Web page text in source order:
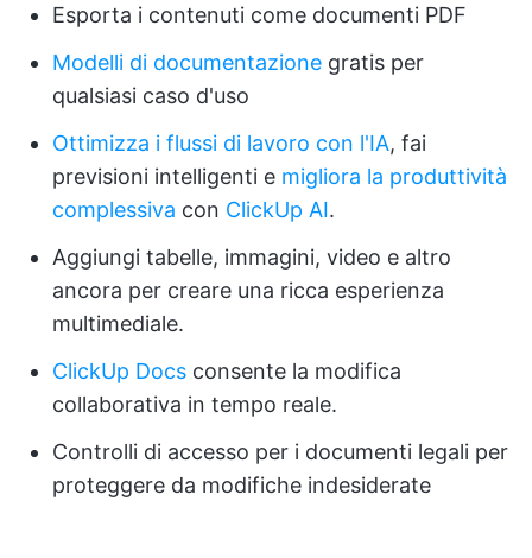
Esporta i contenuti come documenti PDF
Modelli di documentazione gratis per
qualsiasi caso d'uso
Ottimizza i flussi di lavoro con l'IA, fai
previsioni intelligenti e migliora la produttività
complessiva con ClickUp AI.
Aggiungi tabelle, immagini, video e altro
ancora per creare una ricca esperienza
multimediale.
ClickUp Docs consente la modifica
collaborativa in tempo reale.
Controlli di accesso per i documenti legali per
proteggere da modifiche indesiderate